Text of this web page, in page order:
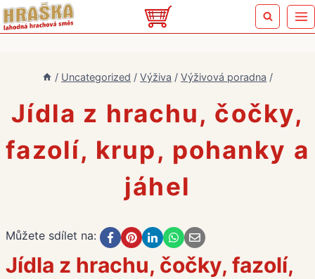
Přeskočit
na
/ Uncategorized / Výživa / Výživová poradna /
Jídla z hrachu, čočky,
fazolí, krup, pohanky a
jáhel
Můžete sdílet na:
Jídla z hrachu, čočky, fazolí,